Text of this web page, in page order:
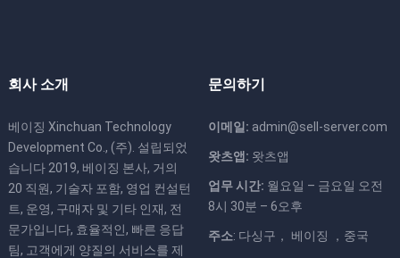
회사 소개
베이징 Xinchuan Technology
Development Co., (주). 설립되었
습니다 2019, 베이징 본사, 거의
20 직원, 기술자 포함, 영업 컨설턴
트, 운영, 구매자 및 기타 인재, 전
문가입니다, 효율적인, 빠른 응답
팀, 고객에게 양질의 서비스를 제
문의하기
이메일: admin@sell-server.com
왓츠앱: 왓츠앱
업무 시간: 월요일 – 금요일 오전
8시 30분 – 6오후
주소: 다싱구， 베이징 ，중국